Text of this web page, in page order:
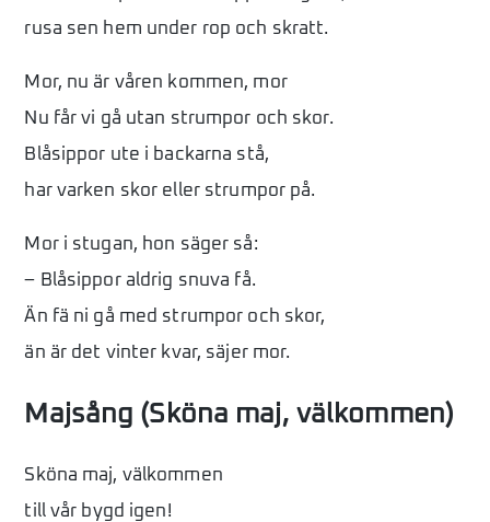
rusa sen hem under rop och skratt.
Mor, nu är våren kommen, mor
Nu får vi gå utan strumpor och skor.
Blåsippor ute i backarna stå,
har varken skor eller strumpor på.
Mor i stugan, hon säger så:
– Blåsippor aldrig snuva få.
Än fä ni gå med strumpor och skor,
än är det vinter kvar, säjer mor.
Majsång (Sköna maj, välkommen)
Sköna maj, välkommen
till vår bygd igen!